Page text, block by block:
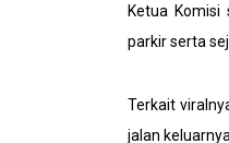
Ketua Komisi
parkir serta
Terkait
jalan